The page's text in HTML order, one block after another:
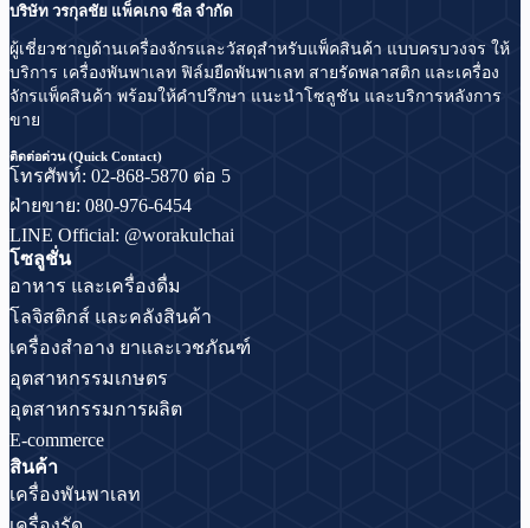
บริษัท วรกุลชัย แพ็คเกจ ซีล จำกัด
ผู้เชี่ยวชาญด้านเครื่องจักรและวัสดุสำหรับแพ็คสินค้า แบบครบวงจร ให้
บริการ เครื่องพันพาเลท ฟิล์มยืดพันพาเลท สายรัดพลาสติก และเครื่อง
จักรแพ็คสินค้า พร้อมให้คำปรึกษา แนะนำโซลูชัน และบริการหลังการ
ขาย
ติดต่อด่วน (Quick Contact)
โทรศัพท์: 02-868-5870 ต่อ 5
ฝ่ายขาย: 080-976-6454
LINE Official: @worakulchai
โซลูชั่น
อาหาร และเครื่องดื่ม
โลจิสติกส์ และคลังสินค้า
เครื่องสำอาง ยาและเวชภัณฑ์
อุตสาหกรรมเกษตร
อุตสาหกรรมการผลิต
E-commerce
สินค้า
เครื่องพันพาเลท